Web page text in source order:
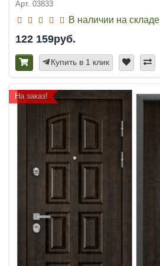
Арт. 03833
В наличии на складе
122 159руб.
Купить в 1 клик
На заказ!